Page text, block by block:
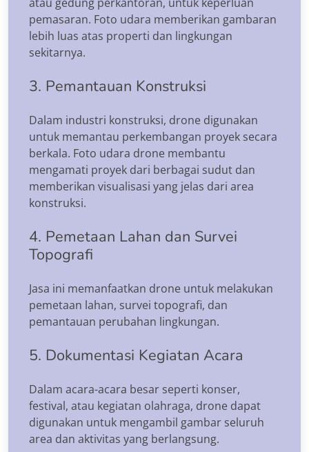
pemasaran. Foto udara memberikan gambaran
lebih luas atas properti dan lingkungan
sekitarnya.
3. Pemantauan Konstruksi
Dalam industri konstruksi, drone digunakan
untuk memantau perkembangan proyek secara
berkala. Foto udara drone membantu
mengamati proyek dari berbagai sudut dan
memberikan visualisasi yang jelas dari area
konstruksi.
4. Pemetaan Lahan dan Survei
Topografi
Jasa ini memanfaatkan drone untuk melakukan
pemetaan lahan, survei topografi, dan
pemantauan perubahan lingkungan.
5. Dokumentasi Kegiatan Acara
Dalam acara-acara besar seperti konser,
festival, atau kegiatan olahraga, drone dapat
digunakan untuk mengambil gambar seluruh
area dan aktivitas yang berlangsung.